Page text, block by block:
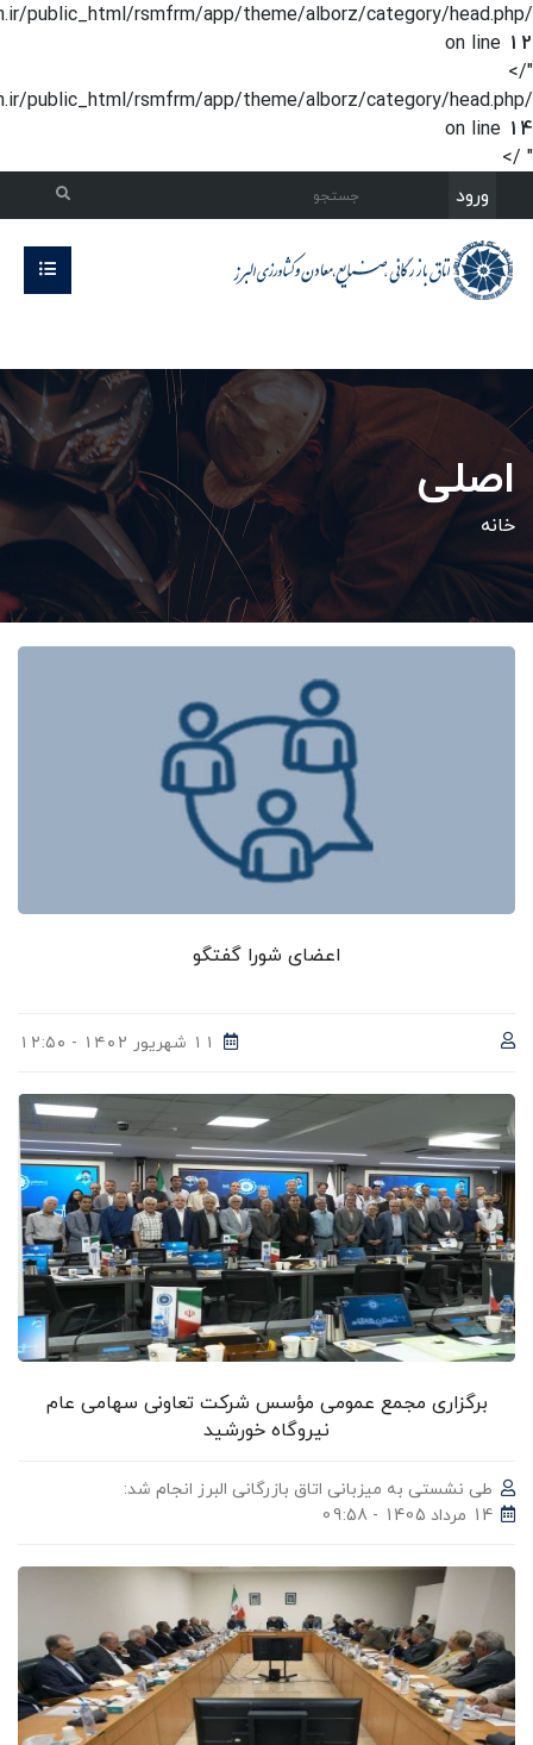
public_html/rsmfrm/app/theme/alborz/category/head.php
on line 12
"/>
public_html/rsmfrm/app/theme/alborz/category/head.php
on line 14
" />
ورود
اصلی
خانه
اعضای شورا گفتگو
۱۱ شهریور ۱۴۰۲ - ۱۲:۵۰
برگزاری مجمع عمومی مؤسس شرکت تعاونی سهامی عام
نیروگاه خورشید
طی نشستی به میزبانی اتاق بازرگانی البرز انجام شد:
14 مرداد 1405 - 09:58